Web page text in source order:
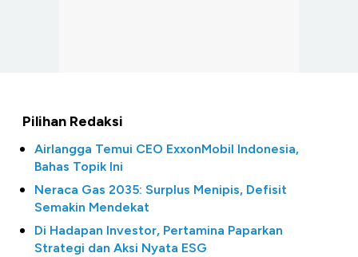
Pilihan Redaksi
Airlangga Temui CEO ExxonMobil Indonesia,
Bahas Topik Ini
Neraca Gas 2035: Surplus Menipis, Defisit
Semakin Mendekat
Di Hadapan Investor, Pertamina Paparkan
Strategi dan Aksi Nyata ESG